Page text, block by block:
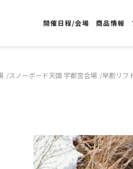
開催日程/会場 商品情報
スノーボード天国 宇都宮会場 早割リフ